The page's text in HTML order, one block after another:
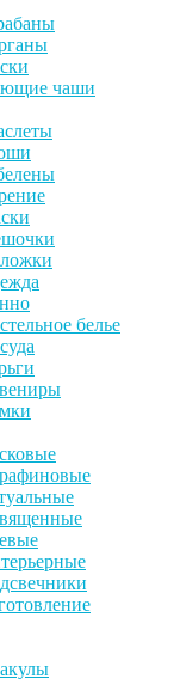
чаши
белье